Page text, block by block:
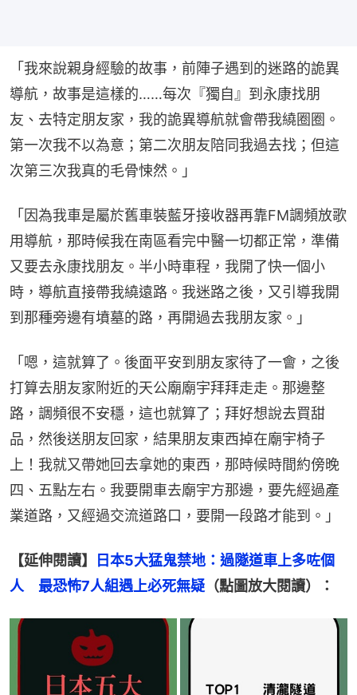
「我來說親身經驗的故事，前陣子遇到的迷路的詭異
導航，故事是這樣的……每次『獨自』到永康找朋
友、去特定朋友家，我的詭異導航就會帶我繞圈圈。
第一次我不以為意；第二次朋友陪同我過去找；但這
次第三次我真的毛骨悚然。」
「因為我車是屬於舊車裝藍牙接收器再靠FM調頻放歌
用導航，那時候我在南區看完中醫一切都正常，準備
又要去永康找朋友。半小時車程，我開了快一個小
時，導航直接帶我繞遠路。我迷路之後，又引導我開
到那種旁邊有墳墓的路，再開過去我朋友家。」
「嗯，這就算了。後面平安到朋友家待了一會，之後
打算去朋友家附近的天公廟廟宇拜拜走走。那邊整
路，調頻很不安穩，這也就算了；拜好想說去買甜
品，然後送朋友回家，結果朋友東西掉在廟宇椅子
上！我就又帶她回去拿她的東西，那時候時間約傍晚
四、五點左右。我要開車去廟宇方那邊，要先經過產
業道路，又經過交流道路口，要開一段路才能到。」
【延伸閱讀】
日本5大猛鬼禁地：過隧道車上多咗個
人　最恐怖7人組遇上必死無疑 （點圖放大閱讀）：